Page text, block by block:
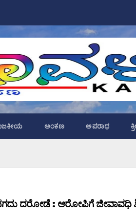
ಅಂಕಣ ಅಪರಾಧ
ನಗದು ದರೋಡೆ : ಆರೋಪಿಗೆ ಜೀವಾವಧಿ